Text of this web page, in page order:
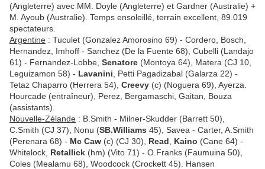
(Angleterre) avec MM. Doyle (Angleterre) et Gardner (Australie) +
M. Ayoub (Australie). Temps ensoleillé, terrain excellent, 89.019
spectateurs.
Argentine : Tuculet (Gonzalez Amorosino 69) - Cordero, Bosch,
Hernandez, Imhoff - Sanchez (De la Fuente 68), Cubelli (Landajo
61) - Fernandez-Lobbe, Senatore (Montoya 64), Matera (CJ 10,
Leguizamon 58) - Lavanini , Petti Pagadizabal (Galarza 22) -
Tetaz Chaparro (Herrera 54), Creevy (c) (Noguera 69), Ayerza.
Hourcade (entraîneur), Perez, Bergamaschi, Gaitan, Bouza
(assistants).
Nouvelle-Zélande : B.Smith - Milner-Skudder (Barrett 50),
C.Smith (CJ 37), Nonu (SB.Williams 45), Savea - Carter, A.Smith
(Perenara 68) - Mc Caw (c) (CJ 30), Read Kaino (Cane 64) -
Whitelock, Retallick (hm) (Vito 71) - O.Franks (Faumuina 50),
Coles (Mealamu 68), Woodcock (Crockett 45). Hansen